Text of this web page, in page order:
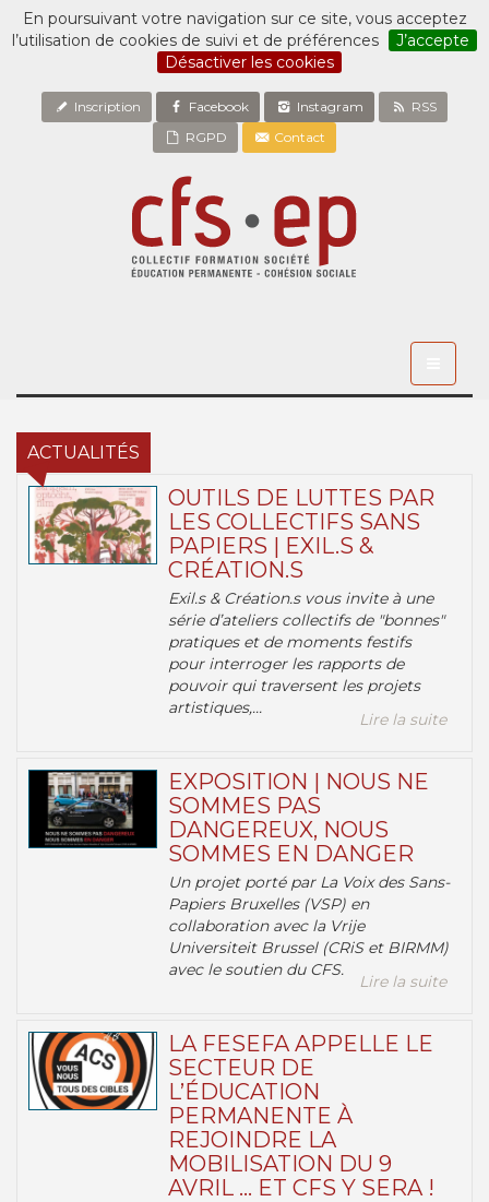
En poursuivant votre navigation sur ce site, vous acceptez
l’utilisation de cookies de suivi et de préférences
J’accepte
Désactiver les cookies
Inscription Facebook Instagram
RSS
RGPD
Contact
ACTUALITÉS
OUTILS DE LUTTES PAR
LES COLLECTIFS SANS
PAPIERS | EXIL.S &
CRÉATION.S
Exil.s & Création.s vous invite à une
série d’ateliers collectifs de "bonnes"
pratiques et de moments festifs
pour interroger les rapports de
pouvoir qui traversent les projets
artistiques,...
Lire la suite
EXPOSITION | NOUS NE
SOMMES PAS
DANGEREUX, NOUS
SOMMES EN DANGER
Un projet porté par La Voix des Sans-
Papiers Bruxelles (VSP) en
collaboration avec la Vrije
Universiteit Brussel (CRiS et BIRMM)
avec le soutien du CFS.
Lire la suite
LA FESEFA APPELLE LE
SECTEUR DE
L’ÉDUCATION
PERMANENTE À
REJOINDRE LA
MOBILISATION DU 9
AVRIL … ET CFS Y SERA !